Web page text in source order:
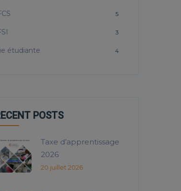
5
3
étudiante 4
POSTS
Taxe d’apprentissage
2026
20 juillet 2026